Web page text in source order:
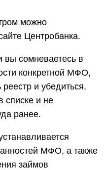
можно
Центробанка.
вы сомневаетесь в
конкретной МФО,
и убедиться,
списке и не
ранее.
МФО, а также
займов